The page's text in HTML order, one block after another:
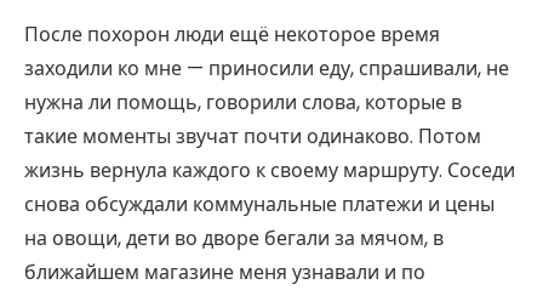
После похорон люди ещё некоторое время
заходили ко мне — приносили еду, спрашивали, не
нужна ли помощь, говорили слова, которые в
такие моменты звучат почти одинаково. Потом
жизнь вернула каждого к своему маршруту. Соседи
снова обсуждали коммунальные платежи и цены
на овощи, дети во дворе бегали за мячом, в
ближайшем магазине меня узнавали и по